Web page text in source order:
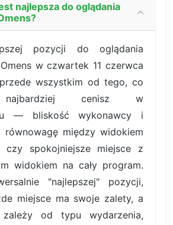
najlepsza do oglądania
pozycji do oglądania
w czwartek 11 czerwca
wszystkim od tego, co
najbardziej cenisz w
— bliskość wykonawcy i
równowagę między widokiem
czy spokojniejsze miejsce z
widokiem na cały program.
"najlepszej" pozycji,
miejsce ma swoje zalety, a
od typu wydarzenia,